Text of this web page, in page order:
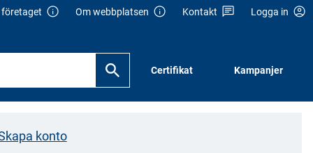
företaget Om webbplatsen Kontakt Logga in
Certifikat Kampanjer
konto